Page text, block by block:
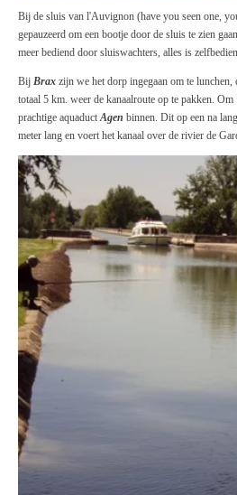
Bij de sluis van l'Auvignon (have you seen one,
gepauzeerd om een bootje door de sluis te zien
meer bediend door sluiswachters, alles is
Bij Brax zijn we het dorp ingegaan om te lunchen,
totaal 5 km. weer de kanaalroute op te pakken.
prachtige aquaductAgen binnen. Dit op een na
meter lang en voert het kanaal over de rivier de